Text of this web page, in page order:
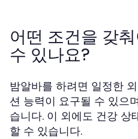
어떤 조건을 갖
수 있나요?
밤알바를 하려면 일정한
션 능력이 요구될 수 있으
습니다. 이 외에도 건강 상
할 수 있습니다.